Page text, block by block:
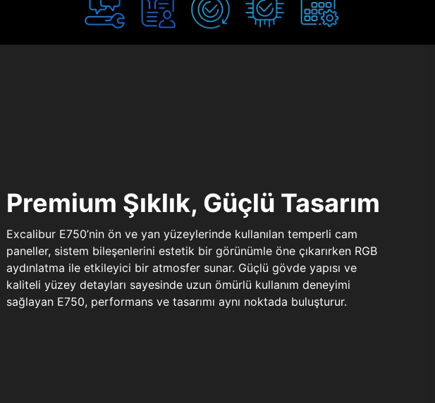
Premium Şıklık, Güçlü Tasarım
Excalibur E750’nin ön ve yan yüzeylerinde kullanılan temperli cam
paneller, sistem bileşenlerini estetik bir görünümle öne çıkarırken RGB
aydınlatma ile etkileyici bir atmosfer sunar. Güçlü gövde yapısı ve
kaliteli yüzey detayları sayesinde uzun ömürlü kullanım deneyimi
sağlayan E750, performans ve tasarımı aynı noktada buluşturur.